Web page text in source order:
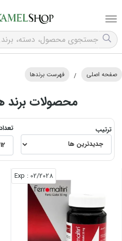
صفحه اصلی / فهرست برندها
محصولات برند
ترتیب
02/2028
: Exp